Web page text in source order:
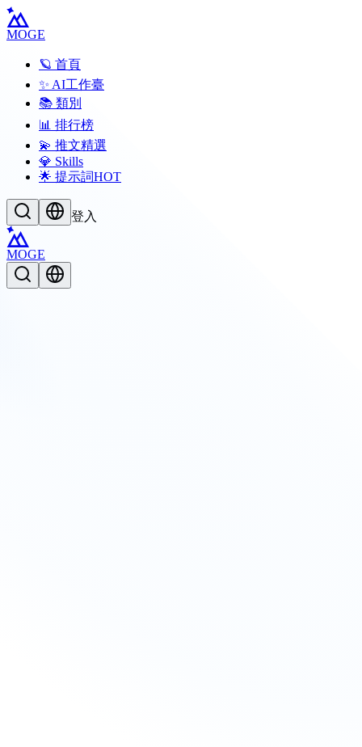
MOGE
🪐 首頁
✨ AI工作臺
📚 類別
📊 排行榜
💫 推文精選
💎 Skills
🌟 提示詞HOT
登入
MOGE